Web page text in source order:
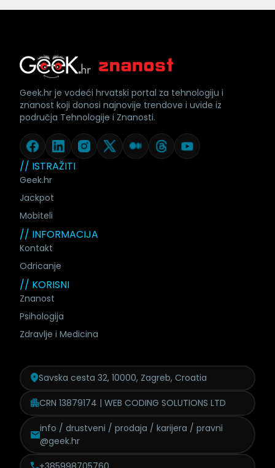
// ISTRAŽITI
Geek.hr
Jackpot
Mobiteli
// INFORMACIJA
Kontakt
Odricanje
// KORISNI
Znanost
Psihologija
Zdravlje i Medicina
Geek.hr je vodeći hrvatski portal za tehnologiju i
znanost koji donosi najnovije trendove i uvide iz
područja Tehnologije i Znanosti.
Savska cesta 32, 10000, Zagreb, Croatia
CRN 13879174 | WEB CODING SOLUTIONS LTD
info / drustveni / prodaja / karijera / pravni
@geek.hr